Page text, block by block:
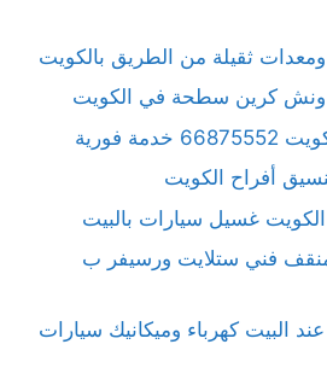
ثقيلة من الطريق بالكويت
كرين سطحة في الكويت
فورية
أفراح الكويت
غسيل سيارات بالبيت
فني ستلايت ورسيفر ب
البيت كهرباء وميكانيك سيارات